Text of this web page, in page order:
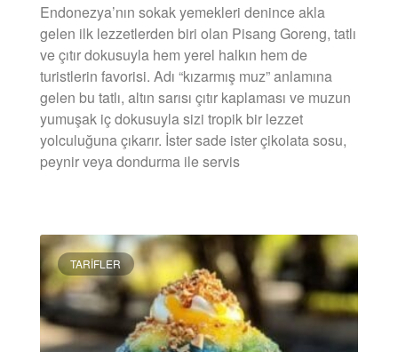
Endonezya’nın sokak yemekleri denince akla
gelen ilk lezzetlerden biri olan Pisang Goreng, tatlı
ve çıtır dokusuyla hem yerel halkın hem de
turistlerin favorisi. Adı “kızarmış muz” anlamına
gelen bu tatlı, altın sarısı çıtır kaplaması ve muzun
yumuşak iç dokusuyla sizi tropik bir lezzet
yolculuğuna çıkarır. İster sade ister çikolata sosu,
peynir veya dondurma ile servis
TARIFLER